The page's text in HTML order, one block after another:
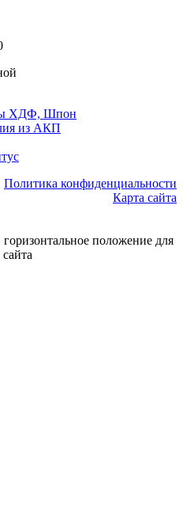
ХДФ, Шпон
из АКП
Политика конфиденциальности
Карта сайта
положение для